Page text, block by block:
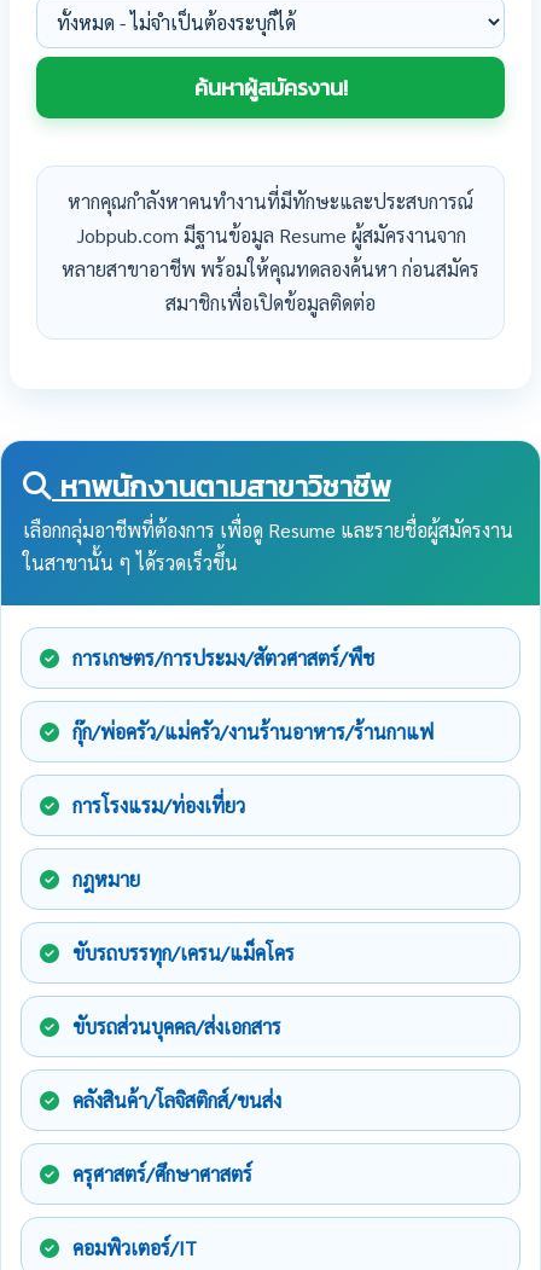
หากคุณกำลังหาคนทำงานที่มีทักษะและประสบการณ์
Jobpub.com มีฐานข้อมูล Resume ผู้สมัครงานจาก
หลายสาขาอาชีพ พร้อมให้คุณทดลองค้นหา ก่อนสมัคร
สมาชิกเพื่อเปิดข้อมูลติดต่อ
หาพนักงานตามสาขาวิชาชีพ
เลือกกลุ่มอาชีพที่ต้องการ เพื่อดู Resume และรายชื่อผู้สมัครงาน
ในสาขานั้น ๆ ได้รวดเร็วขึ้น
การเกษตร/การประมง/สัตวศาสตร์/พืช
กุ๊ก/พ่อครัว/แม่ครัว/งานร้านอาหาร/ร้านกาแฟ
การโรงแรม/ท่องเที่ยว
กฎหมาย
ขับรถบรรทุก/เครน/แม็คโคร
ขับรถส่วนบุคคล/ส่งเอกสาร
คลังสินค้า/โลจิสติกส์/ขนส่ง
ครุศาสตร์/ศึกษาศาสตร์
คอมพิวเตอร์/IT